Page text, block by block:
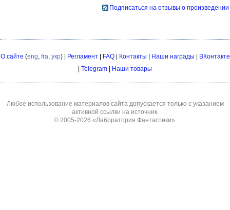
Подписаться на отзывы о произведении
О сайте (eng fra укр) | Регламент| FAQ| Контакты | Наши награды | ВКонтакте
| Telegram | Наши товары
Любое использование материалов сайта допускается только с указанием
активной ссылки на источник.
© 2005-2026 «Лаборатория Фантастики»